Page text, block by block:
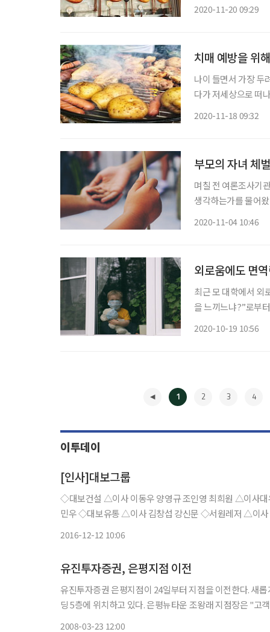
2020-11-20 09:29
치매 예방을 위
나이 들면서 가장 두
다가 저세상으로 떠
2020-11-18 09:32
부모의 자녀 체
며칠 전 여론조사기
생각하는가를 물어
2020-11-04 10:46
외로움에도 면
최근 모 대학에서 외
을 느끼느냐?”로부
2020-10-19 10:56
1 2 3 4
이투데이
[인사]대보그룹
◇대보건설 △이사 이동우 양영규 조인영 최희원 △이사대우 김현태 정종찬 ◇대보정보통신 △이
2016-12-12 10:06
유진투자증권, 은평지점 이전
유진투자증권 은평지점이 24일부터 지점을 이전한다. 새롭게 선보일 '은평뉴타운지점'은 신축빌딩인 은평구 갈현동 'Y-Town'빌
딩 5층에 위치하고 있다. 은평뉴타운 조왕래 지점장은 "고객 분들께 보다 쾌적한 환경에서 금융서비스를 제공하고자 기존 지점을
2008-03-23 12:00